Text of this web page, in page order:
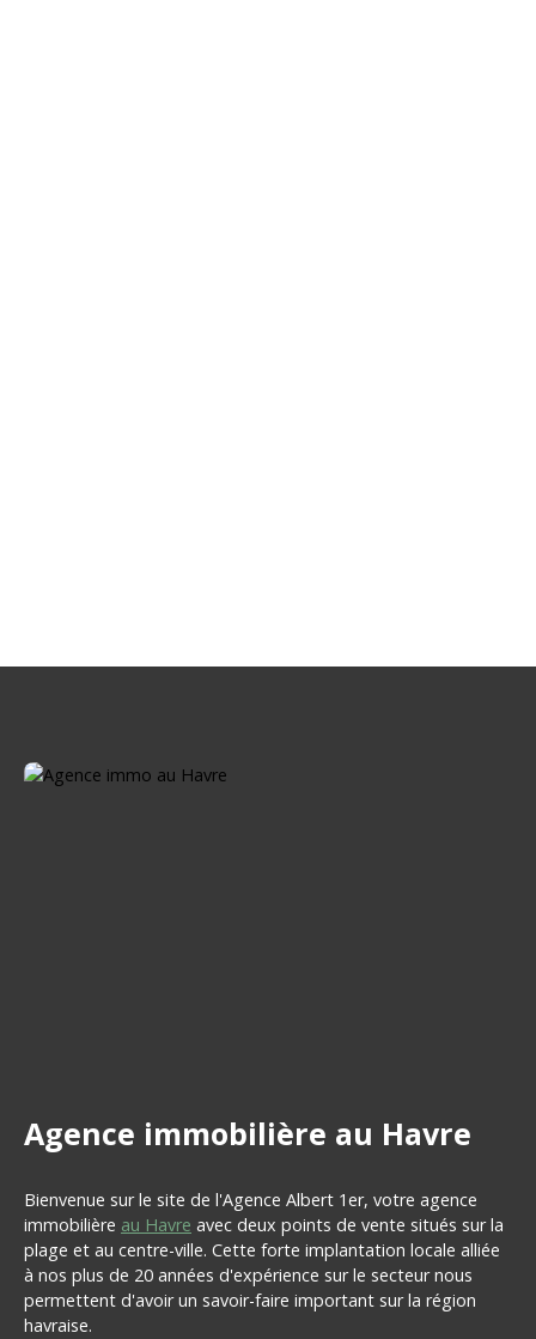
Agence immobilière au Havre
Bienvenue sur le site de l'Agence Albert 1er, votre agence
immobilière au Havre avec deux points de vente situés sur la
plage et au centre-ville. Cette forte implantation locale alliée
à nos plus de 20 années d'expérience sur le secteur nous
permettent d'avoir un savoir-faire important sur la région
havraise.